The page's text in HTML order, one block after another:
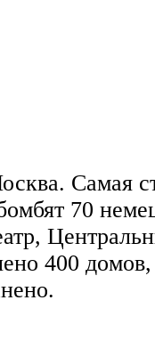
Самая
70
400